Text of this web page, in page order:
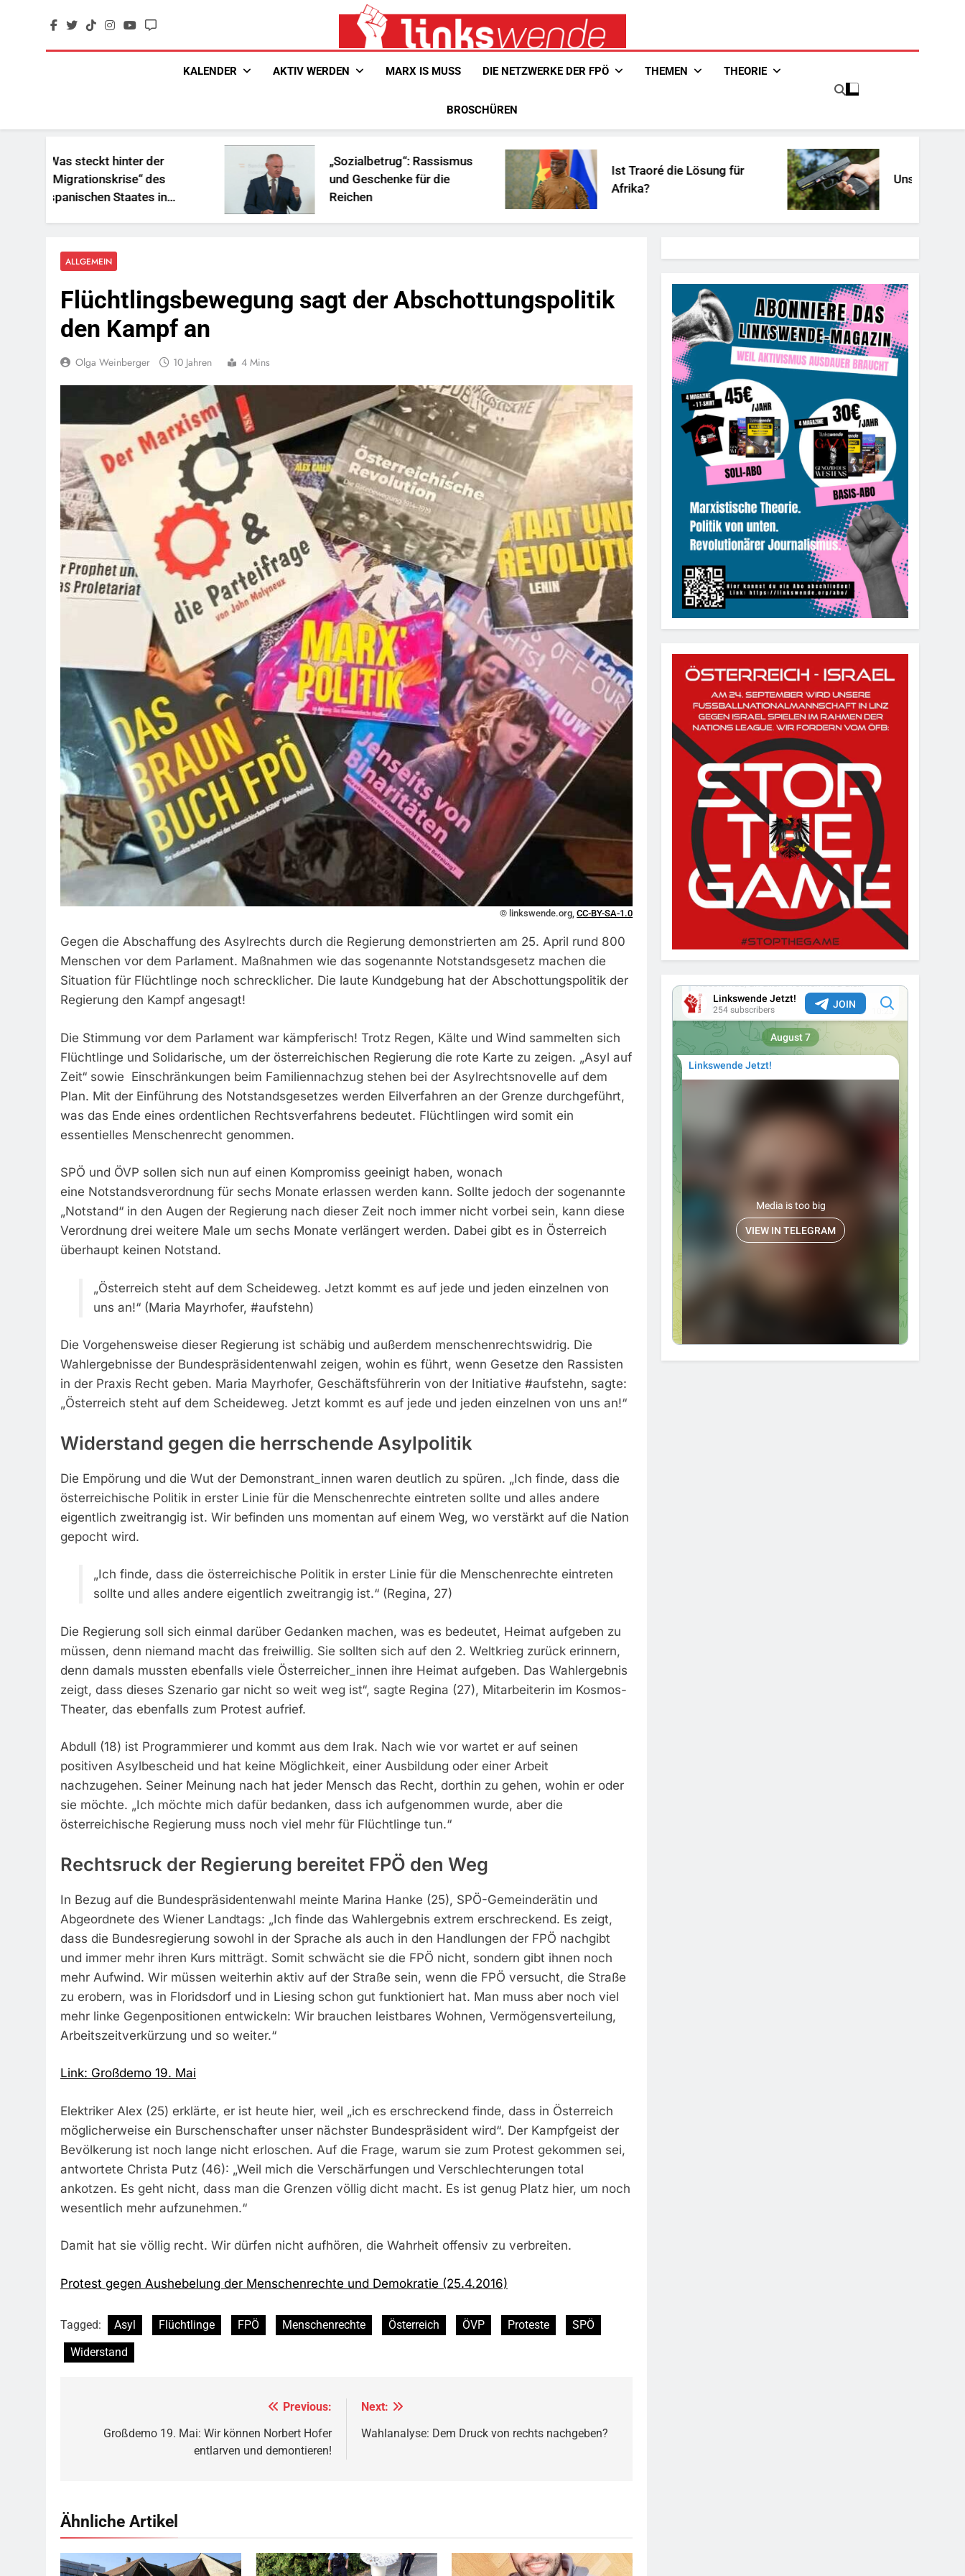
Linkswende Jetzt!
KALENDER AKTIV WERDEN MARX IS MUSS DIE NETZWERKE DER FPÖ THEMEN THEORIE
BROSCHÜREN
hinter der
des
Staates in
„Sozialbetrug“: Rassismus
und Geschenke für die
Reichen
Ist Traoré die Lösung für
Afrika?
Unschuldiges Österreich
ALLGEMEIN
Flüchtlingsbewegung sagt der Abschottungspolitik
den Kampf an
Olga Weinberger 10 Jahren 4 Mins
© linkswende.org,CC-BY-SA-1.0
Gegen die Abschaffung des Asylrechts durch die Regierung demonstrierten am 25. April rund 800
Menschen vor dem Parlament. Maßnahmen wie das sogenannte Notstandsgesetz machen die
Situation für Flüchtlinge noch schrecklicher. Die laute Kundgebung hat der Abschottungspolitik der
Regierung den Kampf angesagt!
Die Stimmung vor dem Parlament war kämpferisch! Trotz Regen, Kälte und Wind sammelten sich
Flüchtlinge und Solidarische, um der österreichischen Regierung die rote Karte zu zeigen. „Asyl auf
Zeit“ sowie Einschränkungen beim Familiennachzug stehen bei der Asylrechtsnovelle auf dem
Plan. Mit der Einführung des Notstandsgesetzes werden Eilverfahren an der Grenze durchgeführt,
was das Ende eines ordentlichen Rechtsverfahrens bedeutet. Flüchtlingen wird somit ein
essentielles Menschenrecht genommen.
SPÖ und ÖVP sollen sich nun auf einen Kompromiss geeinigt haben, wonach
eine Notstandsverordnung für sechs Monate erlassen werden kann. Sollte jedoch der sogenannte
„Notstand“ in den Augen der Regierung nach dieser Zeit noch immer nicht vorbei sein, kann diese
Verordnung drei weitere Male um sechs Monate verlängert werden. Dabei gibt es in Österreich
überhaupt keinen Notstand.
„Österreich steht auf dem Scheideweg. Jetzt kommt es auf jede und jeden einzelnen von
uns an!“ (Maria Mayrhofer, #aufstehn)
Die Vorgehensweise dieser Regierung ist schäbig und außerdem menschenrechtswidrig. Die
Wahlergebnisse der Bundespräsidentenwahl zeigen, wohin es führt, wenn Gesetze den Rassisten
in der Praxis Recht geben. Maria Mayrhofer, Geschäftsführerin von der Initiative #aufstehn, sagte:
„Österreich steht auf dem Scheideweg. Jetzt kommt es auf jede und jeden einzelnen von uns an!“
Widerstand gegen die herrschende Asylpolitik
Die Empörung und die Wut der Demonstrant_innen waren deutlich zu spüren. „Ich finde, dass die
österreichische Politik in erster Linie für die Menschenrechte eintreten sollte und alles andere
eigentlich zweitrangig ist. Wir befinden uns momentan auf einem Weg, wo verstärkt auf die Nation
gepocht wird.
„Ich finde, dass die österreichische Politik in erster Linie für die Menschenrechte eintreten
sollte und alles andere eigentlich zweitrangig ist.“ (Regina, 27)
Die Regierung soll sich einmal darüber Gedanken machen, was es bedeutet, Heimat aufgeben zu
müssen, denn niemand macht das freiwillig. Sie sollten sich auf den 2. Weltkrieg zurück erinnern,
denn damals mussten ebenfalls viele Österreicher_innen ihre Heimat aufgeben. Das Wahlergebnis
zeigt, dass dieses Szenario gar nicht so weit weg ist“, sagte Regina (27), Mitarbeiterin im Kosmos-
Theater, das ebenfalls zum Protest aufrief.
Abdull (18) ist Programmierer und kommt aus dem Irak. Nach wie vor wartet er auf seinen
positiven Asylbescheid und hat keine Möglichkeit, einer Ausbildung oder einer Arbeit
nachzugehen. Seiner Meinung nach hat jeder Mensch das Recht, dorthin zu gehen, wohin er oder
sie möchte. „Ich möchte mich dafür bedanken, dass ich aufgenommen wurde, aber die
österreichische Regierung muss noch viel mehr für Flüchtlinge tun.“
Rechtsruck der Regierung bereitet FPÖ den Weg
In Bezug auf die Bundespräsidentenwahl meinte Marina Hanke (25), SPÖ-Gemeinderätin und
Abgeordnete des Wiener Landtags: „Ich finde das Wahlergebnis extrem erschreckend. Es zeigt,
dass die Bundesregierung sowohl in der Sprache als auch in den Handlungen der FPÖ nachgibt
und immer mehr ihren Kurs mitträgt. Somit schwächt sie die FPÖ nicht, sondern gibt ihnen noch
mehr Aufwind. Wir müssen weiterhin aktiv auf der Straße sein, wenn die FPÖ versucht, die Straße
zu erobern, was in Floridsdorf und in Liesing schon gut funktioniert hat. Man muss aber noch viel
mehr linke Gegenpositionen entwickeln: Wir brauchen leistbares Wohnen, Vermögensverteilung,
Arbeitszeitverkürzung und so weiter.“
Link: Großdemo 19. Mai
Elektriker Alex (25) erklärte, er ist heute hier, weil „ich es erschreckend finde, dass in Österreich
möglicherweise ein Burschenschafter unser nächster Bundespräsident wird“. Der Kampfgeist der
Bevölkerung ist noch lange nicht erloschen. Auf die Frage, warum sie zum Protest gekommen sei,
antwortete Christa Putz (46): „Weil mich die Verschärfungen und Verschlechterungen total
ankotzen. Es geht nicht, dass man die Grenzen völlig dicht macht. Es ist genug Platz hier, um noch
wesentlich mehr aufzunehmen.“
Damit hat sie völlig recht. Wir dürfen nicht aufhören, die Wahrheit offensiv zu verbreiten.
Beitragsnavigation Previous: Next: